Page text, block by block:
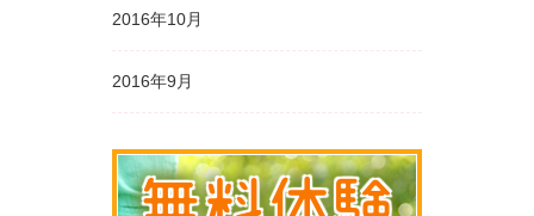
2016年10月
2016年9月